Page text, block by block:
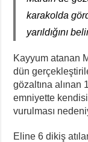
karakolda
yarıldığını
Kayyum atanan
dün
gözaltına alınan
emniyette
vurulması
Eline 6 dikiş